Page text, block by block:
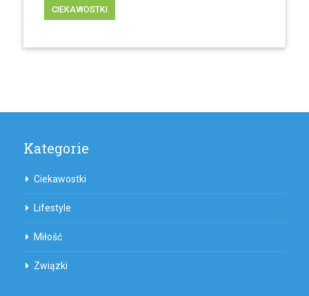
CIEKAWOSTKI
Kategorie
Ciekawostki
Lifestyle
Miłość
Związki